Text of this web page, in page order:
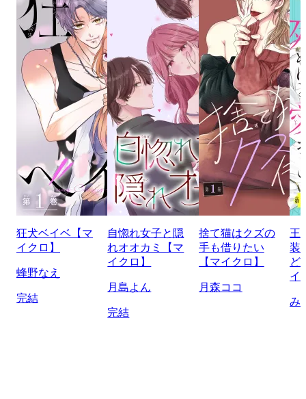
狂犬ベイベ【マ
イクロ】
蜂野なえ
完結
自惚れ女子と隠
れオオカミ【マ
イクロ】
月島よん
完結
捨て猫はクズの
手も借りたい
【マイクロ】
月森ココ
王
装
ど
イ
み